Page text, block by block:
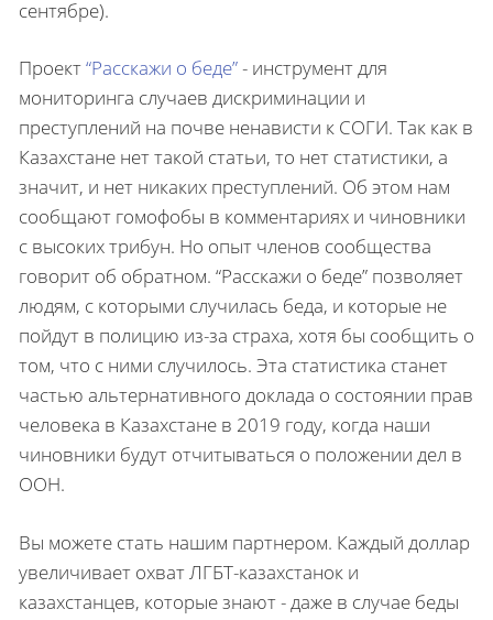
сентябре).
Проект“Расскажи о беде”- инструмент для
мониторинга случаев дискриминации и
преступлений на почве ненависти к СОГИ. Так как в
Казахстане нет такой статьи, то нет статистики, а
значит, и нет никаких преступлений. Об этом нам
сообщают гомофобы в комментариях и чиновники
с высоких трибун. Но опыт членов сообщества
говорит об обратном. “Расскажи о беде” позволяет
людям, с которыми случилась беда, и которые не
пойдут в полицию из-за страха, хотя бы сообщить о
том, что с ними случилось. Эта статистика станет
частью альтернативного доклада о состоянии прав
человека в Казахстане в 2019 году, когда наши
чиновники будут отчитываться о положении дел в
ООН.
Вы можете стать нашим партнером. Каждый доллар
увеличивает охват ЛГБТ-казахстанок и
казахстанцев, которые знают - даже в случае беды